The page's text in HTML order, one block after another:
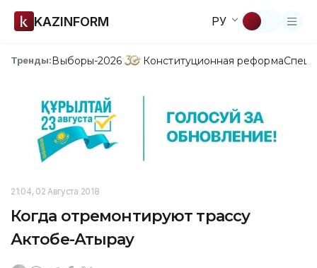
KAZINFORM РУ
Тренды:Выборы-2026 Конституционная реформа
21:04, 02 Августа 2018
Когда отремонтируют трассу
Актобе-Атырау